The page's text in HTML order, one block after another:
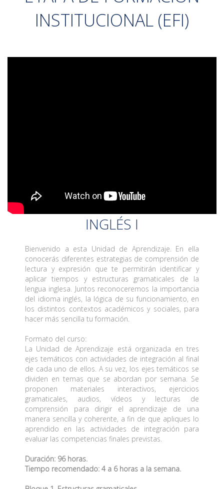
INSTITUCIONAL (EFI)
INGLÉS I
Bienvenido a esta Unidad de Aprendizaje. En ella
conocerás diferentes estrategias de comprensión de
lectura y expresión que te permitirán identificar y
aplicar tiempos y estructuras gramaticales de la
lengua inglesa. Juntos reconoceremos la importancia
del idioma inglés, la lógica de su funcionamiento, en
los distintos contextos académicos y sociales, para
hacer más sencilla tu formación.
Formato del curso:
La Unidad de Aprendizaje está organizada en tres
ejes temáticos con actividades de integración al final
de cada uno de ellos. A su vez, los ejes temáticos se
dividen en temas que se abordan por semana. Se
proponen materiales interactivos, ejercicios
gramaticales, audios, vídeos y lecturas de
comprensión para dirigir el aprendizaje de una
manera sencilla y coherente, a fin de que apliques lo
aprendido en las actividades de integración para
evaluar las competencias finales previstas.
Duración: 96 horas.
Tiempo recomendado: 4 a 6 horas a la semana.